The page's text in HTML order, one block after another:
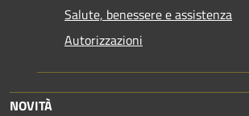
Salute, benessere e assistenza
Autorizzazioni
NOVITÀ